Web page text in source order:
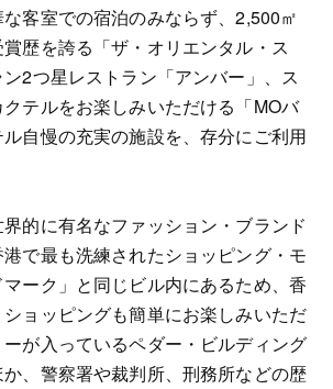
客室での宿泊のみならず、2,500㎡
歴を誇る「ザ・オリエンタル・ス
2つ星レストラン「アンバー」、ス
テルをお楽しみいただける「MOバ
自慢の充実の施設を、存分にご利用
的に有名なファッション・ブランド
で最も洗練されたショッピング・モ
ーク」と同じビル内にあるため、香
ョッピングも簡単にお楽しみいただ
が入っているペダー・ビルディング
、警察署や裁判所、刑務所などの歴